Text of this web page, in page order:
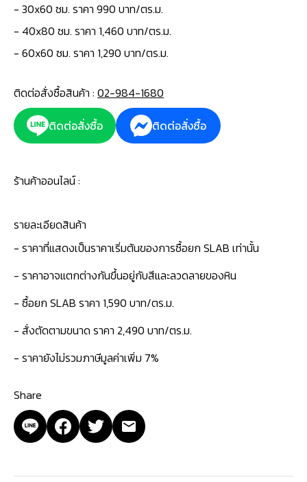
- 30x60 ซม. ราคา 990 บาท/ตร.ม.
- 40x80 ซม. ราคา 1,460 บาท/ตร.ม.
- 60x60 ซม. ราคา 1,290 บาท/ตร.ม.
ติดต่อสั่งซื้อสินค้า : 02-984-1680
ติดต่อสั่งซื้อ
ติดต่อสั่งซื้อ
ร้านค้าออนไลน์ :
รายละเอียดสินค้า
- ราคาที่แสดงเป็นราคาเริ่มต้นของการซื้อยก SLAB เท่านั้น
- ราคาอาจแตกต่างกันขึ้นอยู่กับสีและลวดลายของหิน
- ซื้อยก SLAB ราคา 1,590 บาท/ตร.ม.
- สั่งตัดตามขนาด ราคา 2,490 บาท/ตร.ม.
- ราคายังไม่รวมภาษีมูลค่าเพิ่ม 7%
Share